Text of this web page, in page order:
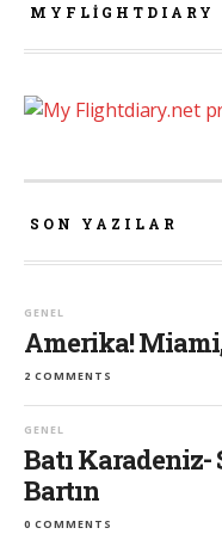
MYFLIGHTDIARY
SON YAZILAR
GENEL
Amerika!
2 COMMENTS
GENEL
Batı
Bartın
0 COMMENTS